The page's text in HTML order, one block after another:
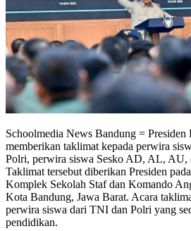
Schoolmedia News Bandung = Presiden
memberikan taklimat kepada perwira
Polri, perwira siswa Sesko AD, AL, AU,
Taklimat tersebut diberikan Presiden
Komplek Sekolah Staf dan Komando
Kota Bandung, Jawa Barat. Acara
perwira siswa dari TNI dan Polri yang
pendidikan.